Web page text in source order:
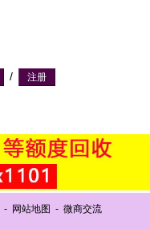
/
- 网站地图 - 微商交流